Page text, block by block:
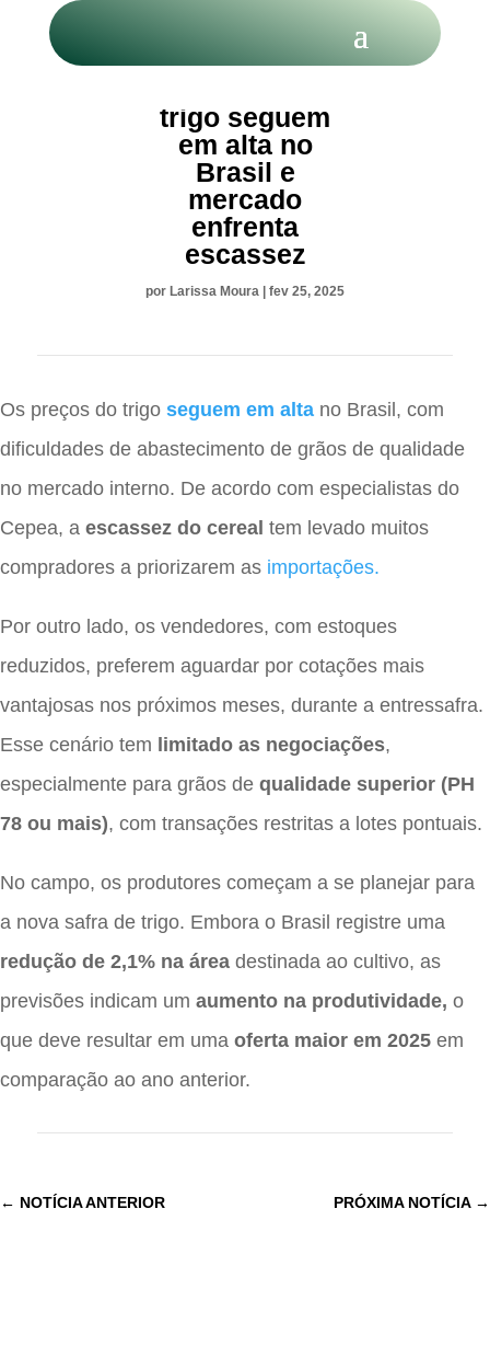
trigo seguem
em alta no
Brasil e
mercado
enfrenta
escassez
por Larissa Moura | fev 25, 2025
Os preços do trigo seguem em alta no Brasil, com
dificuldades de abastecimento de grãos de qualidade
no mercado interno. De acordo com especialistas do
Cepea, a escassez do cereal tem levado muitos
compradores a priorizarem as importações.
Por outro lado, os vendedores, com estoques
reduzidos, preferem aguardar por cotações mais
vantajosas nos próximos meses, durante a entressafra.
Esse cenário tem limitado as negociações,
especialmente para grãos de qualidade superior (PH
78 ou mais), com transações restritas a lotes pontuais.
No campo, os produtores começam a se planejar para
a nova safra de trigo. Embora o Brasil registre uma
redução de 2,1% na área destinada ao cultivo, as
previsões indicam um aumento na produtividade, o
que deve resultar em uma oferta maior em 2025 em
comparação ao ano anterior.
← NOTÍCIA ANTERIOR PRÓXIMA NOTÍCIA→